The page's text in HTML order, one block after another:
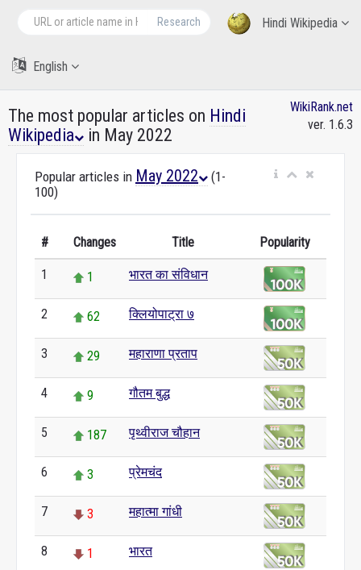
Hindi Wikipedia
Research
English
The most popular articles on Hindi
Wikipedia
in May 2022
WikiRank.net
ver. 1.6.3
Popular articles in May 2022
(1-
100)
# Changes Title Popularity
1 1 भारत का संविधान
2 62 क्लियोपाट्रा ७
3 29 महाराणा प्रताप
4 9 गौतम बुद्ध
5 187 पृथ्वीराज चौहान
6 3 प्रेमचंद
7 3 महात्मा गांधी
8 1 भारत